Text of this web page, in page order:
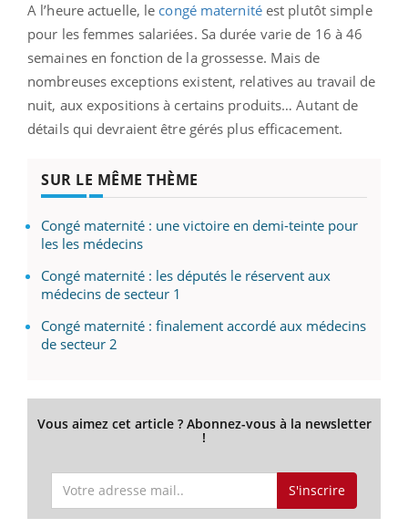
A l’heure actuelle, le congé maternitéest plutôt simple
pour les femmes salariées. Sa durée varie de 16 à 46
semaines en fonction de la grossesse. Mais de
nombreuses exceptions existent, relatives au travail de
nuit, aux expositions à certains produits… Autant de
détails qui devraient être gérés plus efficacement.
SUR LE MÊME THÈME
Congé maternité : une victoire en demi-teinte pour
les les médecins
Congé maternité : les députés le réservent aux
médecins de secteur 1
Congé maternité : finalement accordé aux médecins
de secteur 2
Vous aimez cet article ? Abonnez-vous à la newsletter
!
S'inscrire